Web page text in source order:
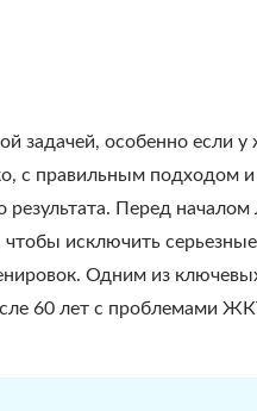
задачей, особенно если
с правильным подходом
Перед
чтобы исключить
Одним из
60 лет с проблемами